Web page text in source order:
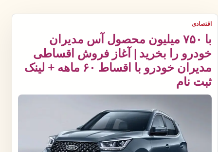
اقتصادی
با ۷۵۰ میلیون محصول آس مدیران
خودرو را بخرید | آغاز فروش اقساطی
مدیران خودرو با اقساط ۶۰ ماهه + لینک
ثبت نام